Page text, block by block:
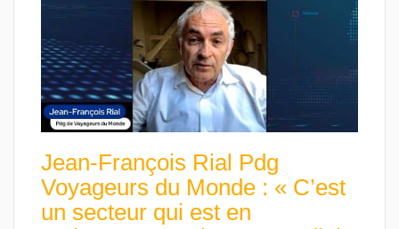
Jean-François Rial Pdg
Voyageurs du Monde : « C’est
un secteur qui est en